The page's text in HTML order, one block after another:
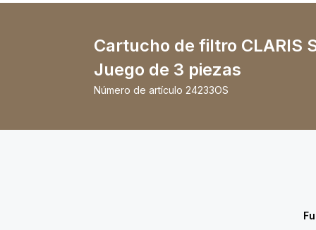
Cartucho de filtro CLARIS
Juego de 3 piezas
Número de artículo 24233OS